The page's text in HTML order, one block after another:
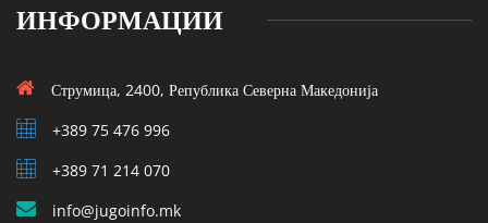
ИНФОРМАЦИИ
Струмица, 2400, Република Северна Македонија
+389 75 476 996
+389 71 214 070
info@jugoinfo.mk